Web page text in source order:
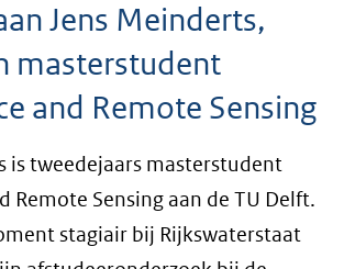
Jens Meinderts,
masterstudent
and Remote Sensing
is tweedejaars masterstudent
Remote Sensing aan de TU Delft.
stagiair bij Rijkswaterstaat